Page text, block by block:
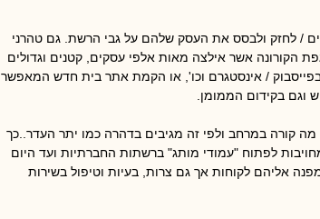
/ לחזק ולבסס את העסק שלהם על גבי הרשת. גם טהרני
הקורונה אשר אילצה מאות אלפי עסקים, קטנים וגדולים
/ אינסטגרם וכו', או הקמת אתר בית חדש המאפשר
וגם בקידום הממומן.
מה קורה במרחב ולפי זה מגיבים בדהרה כמו יתר העדר..כך
מחויבות לפתוח "עמודי מותג" ברשתות החברתיות ועד היום
אליהם לקוחות אך גם צרות, בעיות וטיפול בשירות